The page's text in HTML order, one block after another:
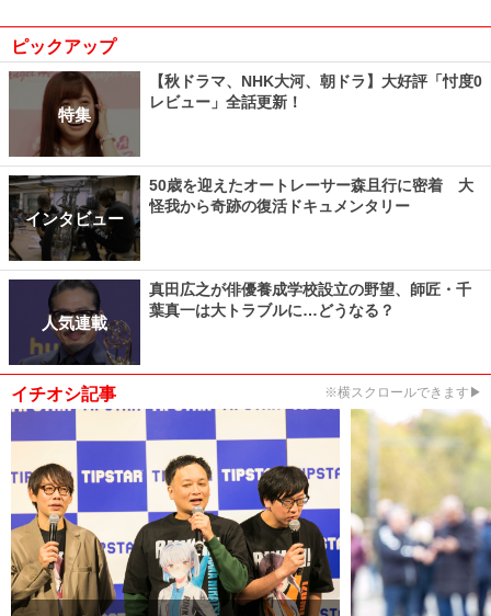
ピックアップ
特集
【秋ドラマ、NHK大河、朝ドラ】大好評「忖度0
レビュー」全話更新！
インタビュー
50歳を迎えたオートレーサー森且行に密着 大
怪我から奇跡の復活ドキュメンタリー
人気連載
真田広之が俳優養成学校設立の野望、師匠・千
葉真一は大トラブルに…どうなる？
イチオシ記事 ※横スクロールできます▶